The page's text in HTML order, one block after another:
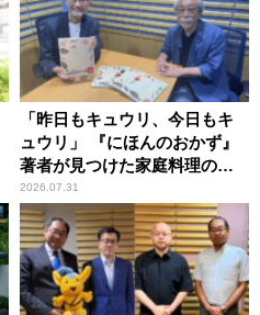
「昨日もキュウリ、今日もキ
ュウリ」 『にほんのおかず』
著者が見つけた家庭料理の知
恵
2026.07.31